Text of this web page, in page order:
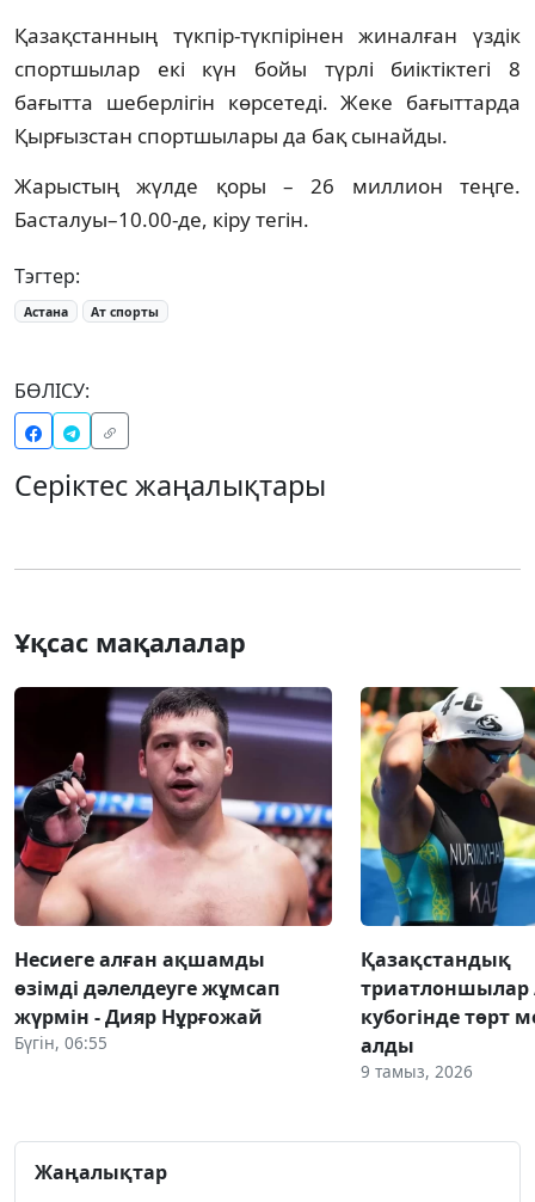
Қазақстанның түкпір-түкпірінен жиналған үздік
спортшылар екі күн бойы түрлі биіктіктегі 8
бағытта шеберлігін көрсетеді. Жеке бағыттарда
Қырғызстан спортшылары да бақ сынайды.
Жарыстың жүлде қоры – 26 миллион теңге.
Басталуы–10.00-де, кіру тегін.
Тэгтер:
Астана Ат спорты
БӨЛІСУ:
Серіктес жаңалықтары
Ұқсас мақалалар
Несиеге алған ақшамды
өзімді дәлелдеуге жұмсап
жүрмін - Дияр Нұрғожай
Бүгін, 06:55
Қазақстандық
триатлоншылар
кубогінде төрт
алды
9 тамыз, 2026
Жаңалықтар